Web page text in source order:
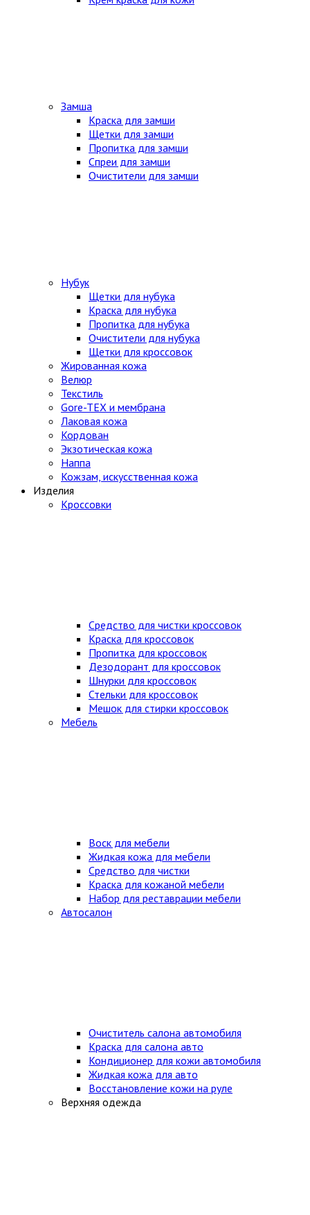
Замша
Краска для замши
Щетки для замши
Пропитка для замши
Спреи для замши
Очистители для замши
Нубук
Щетки для нубука
Краска для нубука
Пропитка для нубука
Очистители для нубука
Щетки для кроссовок
Жированная кожа
Велюр
Текстиль
Gore-TEX и мембрана
Лаковая кожа
Кордован
Экзотическая кожа
Наппа
Кожзам, искусственная кожа
Изделия
Кроссовки
Средство для чистки кроссовок
Краска для кроссовок
Пропитка для кроссовок
Дезодорант для кроссовок
Шнурки для кроссовок
Стельки для кроссовок
Мешок для стирки кроссовок
Мебель
Воск для мебели
Жидкая кожа для мебели
Средство для чистки
Краска для кожаной мебели
Набор для реставрации мебели
Автосалон
Очиститель салона автомобиля
Краска для салона авто
Кондиционер для кожи автомобиля
Жидкая кожа для авто
Восстановление кожи на руле
Верхняя одежда